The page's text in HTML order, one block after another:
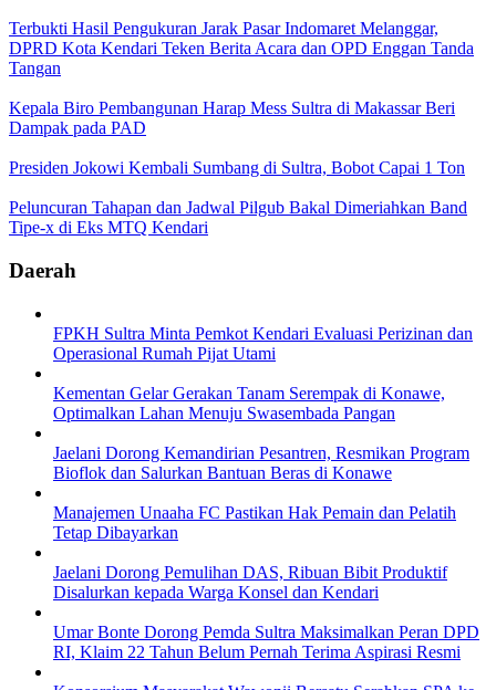
Terbukti Hasil Pengukuran Jarak Pasar Indomaret Melanggar,
DPRD Kota Kendari Teken Berita Acara dan OPD Enggan Tanda
Tangan
Kepala Biro Pembangunan Harap Mess Sultra di Makassar Beri
Dampak pada PAD
Presiden Jokowi Kembali Sumbang di Sultra, Bobot Capai 1 Ton
Peluncuran Tahapan dan Jadwal Pilgub Bakal Dimeriahkan Band
Tipe-x di Eks MTQ Kendari
Daerah
FPKH Sultra Minta Pemkot Kendari Evaluasi Perizinan dan
Operasional Rumah Pijat Utami
Kementan Gelar Gerakan Tanam Serempak di Konawe,
Optimalkan Lahan Menuju Swasembada Pangan
Jaelani Dorong Kemandirian Pesantren, Resmikan Program
Bioflok dan Salurkan Bantuan Beras di Konawe
Manajemen Unaaha FC Pastikan Hak Pemain dan Pelatih
Tetap Dibayarkan
Jaelani Dorong Pemulihan DAS, Ribuan Bibit Produktif
Disalurkan kepada Warga Konsel dan Kendari
Umar Bonte Dorong Pemda Sultra Maksimalkan Peran DPD
RI, Klaim 22 Tahun Belum Pernah Terima Aspirasi Resmi